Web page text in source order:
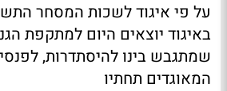
על פי איגוד לשכות המסחר
באיגוד יוצאים היום למתקפת
שמתגבש בינו להיסתדרות,
המאוגדים תחתיו